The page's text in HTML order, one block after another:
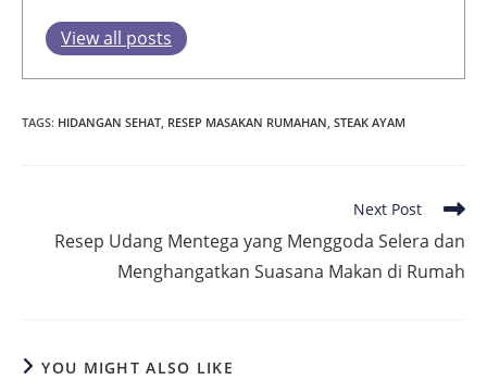
View all posts
TAGS: HIDANGAN SEHAT, RESEP MASAKAN RUMAHAN, STEAK AYAM
articles
Next Post
Resep Udang Mentega yang Menggoda Selera dan
Menghangatkan Suasana Makan di Rumah
YOU MIGHT ALSO LIKE